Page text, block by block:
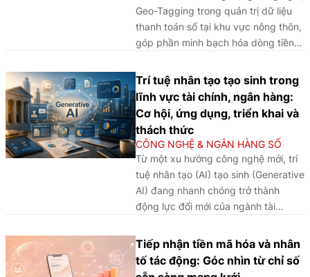
mới sáng tạo và hệ sinh thái cộng
sinh; thể chế và khung pháp lý thông
minh. Kết quả cho thấy chuyển đổi
pháp lý thông minh tích tụ không
gian địa lý được tái định nghĩa theo
mật độ dữ liệu, nhân lực số và năng
lực xuất khẩu tiêu chuẩn công nghệ.
Từ phân tích kinh nghiệm của các
IFC trên, bài viết đưa ra các bài học
và hàm ý chính sách cho Việt Nam.
Geo-Tagging trong quản trị dữ liệu
thanh toán số tại khu vực nông thôn,
góp phần minh bạch hóa dòng tiền,
sách tài chính toàn diện, đồng thời
tạo nền tảng phát triển hệ sinh thái
thanh toán số an toàn, hiện đại và
bền vững tại Việt Nam.
Trí tuệ nhân tạo tạo sinh trong
lĩnh vực tài chính, ngân hàng:
Cơ hội, ứng dụng, triển khai và
thách thức
CÔNG NGHỆ & NGÂN HÀNG SỐ
Từ một xu hướng công nghệ mới, trí
tuệ nhân tạo (AI) tạo sinh (Generative
AI) đang nhanh chóng trở thành
động lực đổi mới của ngành tài
nhưng cũng đặt ra không ít thách
thức trong quá trình triển khai và
quản trị.
Tiếp nhận tiền mã hóa và nhân
tố tác động: Góc nhìn từ chỉ số